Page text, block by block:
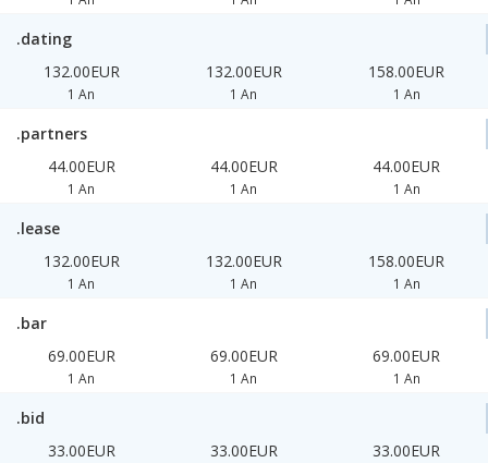
.dating
132.00EUR
1 An
132.00EUR
1 An
158.00EUR
1 An
.partners
44.00EUR
1 An
44.00EUR
1 An
44.00EUR
1 An
.lease
132.00EUR
1 An
132.00EUR
1 An
158.00EUR
1 An
.bar
69.00EUR
1 An
69.00EUR
1 An
69.00EUR
1 An
.bid
33.00EUR
33.00EUR 33.00EUR